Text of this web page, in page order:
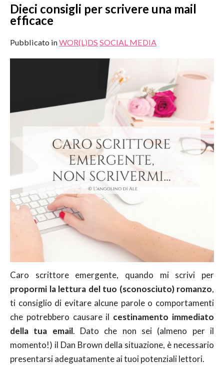
Dieci consigli per scrivere una mail
efficace
Pubblicato inWOR(L)DS SOCIAL MEDIA
Caro scrittore emergente, quando mi scrivi per
propormi la lettura del tuo (sconosciuto) romanzo,
ti consiglio di evitare alcune parole o comportamenti
che potrebbero causare il cestinamento immediato
della tua email. Dato che non sei (almeno per il
momento!) il Dan Brown della situazione, è necessario
presentarsi adeguatamente ai tuoi potenziali lettori.